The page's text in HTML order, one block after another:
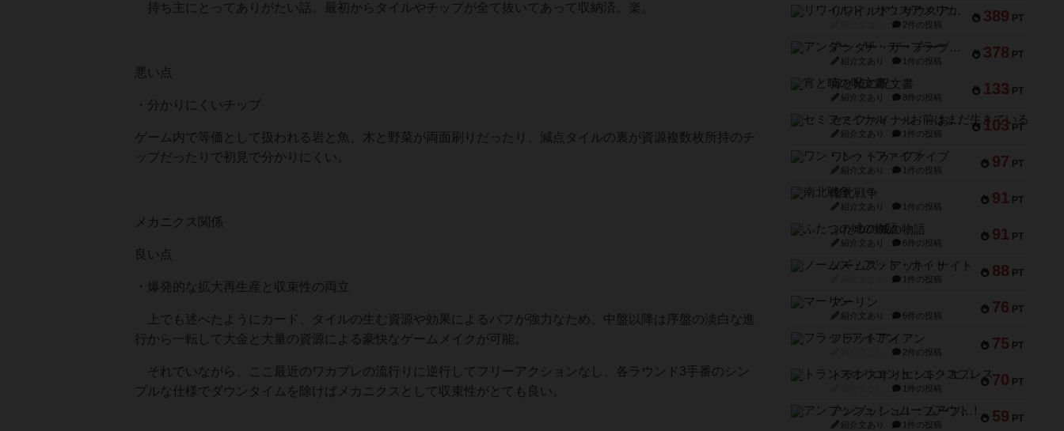
持ち主にとってありがたい話。最初からタイルやチップが全て抜いてあって収納済。楽。
悪い点
・分かりにくいチップ
ゲーム内で等価として扱われる岩と魚、木と野菜が両面刷りだったり、減点タイルの裏が資源複数枚所持のチ
ップだったりで初見で分かりにくい。
メカニクス関係
良い点
・爆発的な拡大再生産と収束性の両立
上でも述べたようにカード、タイルの生む資源や効果によるバフが強力なため、中盤以降は序盤の淡白な進
行から一転して大金と大量の資源による豪快なゲームメイクが可能。
それでいながら、ここ最近のワカプレの流行りに逆行してフリーアクションなし、各ラウンド3手番のシン
プルな仕様でダウンタイムを除けばメカニクスとして収束性がとても良い。
389 PT
リワイルド：サウスアメリカ
2件の投稿
378 PT
アンダー・ザ・テーブラー
紹介文あり 1件の投稿
133 PT
宵と暁の呪文書
紹介文あり 8件の投稿
103 PT
セミファイナル ～お前はまだ生きている～
紹介文あり 1件の投稿
97 PT
ワン・トゥ・ファイブ
紹介文あり 1件の投稿
91 PT
南北戦争
紹介文あり 1件の投稿
91 PT
ふたつの城の物語
紹介文あり 6件の投稿
88 PT
ノームズ・アット・ナイト
1件の投稿
76 PT
マーリン
紹介文あり 6件の投稿
75 PT
フラットアイアン
2件の投稿
70 PT
トランスオリエント・エクスプレス
1件の投稿
59 PT
アンブッシュ！：ムーブアウト！
紹介文あり 1件の投稿